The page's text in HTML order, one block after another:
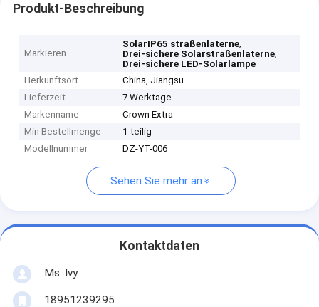
Produkt-Beschreibung
Markieren
SolarIP65 straßenlaterne,
Drei-sichere Solarstraßenlaterne,
Drei-sichere LED-Solarlampe
Herkunftsort
China, Jiangsu
Lieferzeit
7 Werktage
Markenname
Crown Extra
Min Bestellmenge
1-teilig
Modellnummer
DZ-YT-006
Sehen Sie mehr an
Kontaktdaten
Ms. Ivy
18951239295